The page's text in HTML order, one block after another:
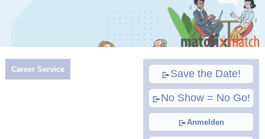
Save the Date!
No Show = No Go!
Anmelden
Career Service